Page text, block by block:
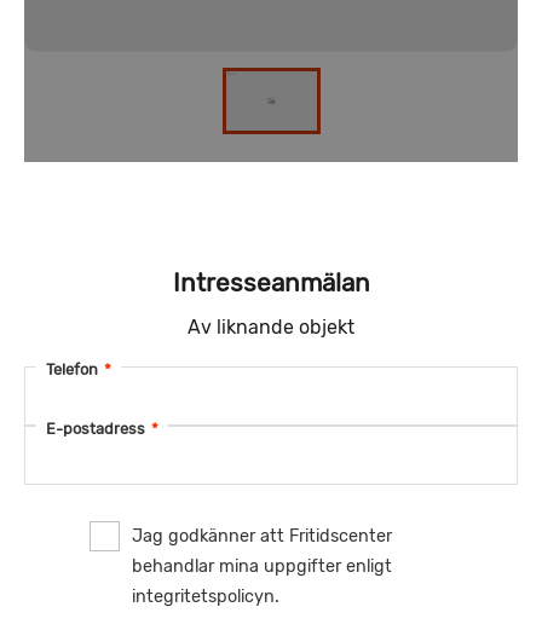
Intresseanmälan
Av liknande objekt
Telefon *
E-postadress *
Jag godkänner att Fritidscenter
behandlar mina uppgifter enligt
integritetspolicyn.